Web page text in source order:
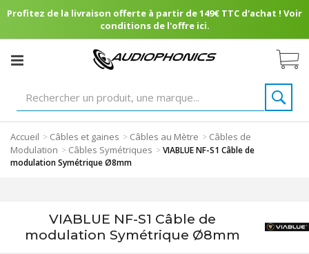
Profitez de la livraison offerte à partir de 149€ TTC d'achat ! Voir
conditions de l'offre ici.
Accueil > Câbles et gaines > Câbles au Mètre > Câbles de
Modulation > Câbles Symétriques >VIABLUE NF-S1 Câble de
modulation Symétrique Ø8mm
VIABLUE NF-S1 Câble de
modulation Symétrique Ø8mm